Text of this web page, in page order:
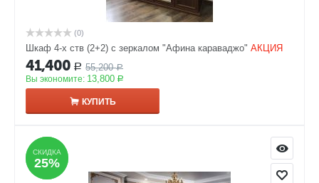
(0)
Шкаф 4-х ств (2+2) с зеркалом "Афина караваджо" АКЦИЯ
41,400 Р 55,200 Р
Вы экономите: 13,800 Р
КУПИТЬ
СКИДКА
25%
СКИДКА
25%